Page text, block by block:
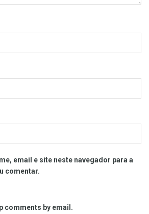
email e site neste navegador para a
comentar.
comments by email.